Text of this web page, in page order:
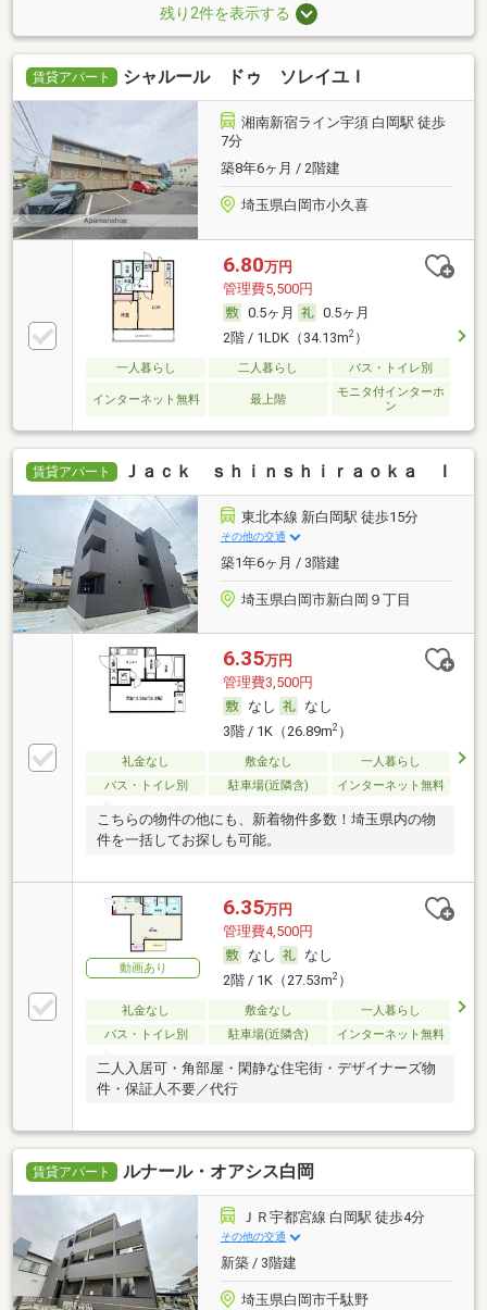
残り2件を表示する
賃貸アパート シャルール ドゥ ソレイユＩ
湘南新宿ライン宇須 白岡駅 徒歩
7分
築8年6ヶ月 / 2階建
埼玉県白岡市小久喜
6.80万円
管理費5,500円
0.5ヶ月
0.5ヶ月
2階 / 1LDK（34.13m2）
一人暮らし 二人暮らし バス・トイレ別
インターネット無料 最上階
モニタ付インターホ
ン
賃貸アパート Ｊａｃｋ ｓｈｉｎｓｈｉｒａｏｋａ Ｉ
東北本線 新白岡駅 徒歩15分
その他の交通
築1年6ヶ月 / 3階建
埼玉県白岡市新白岡９丁目
6.35万円
管理費3,500円
なし
なし
3階 / 1K（26.89m2）
礼金なし 敷金なし
一人暮らし
バス・トイレ別
駐車場(近隣含) インターネット無料
こちらの物件の他にも、新着物件多数！埼玉県内の物
件を一括してお探しも可能。
動画あり
6.35万円
管理費4,500円
なし
なし
2階 / 1K（27.53m2）
礼金なし 敷金なし
一人暮らし
バス・トイレ別
駐車場(近隣含) インターネット無料
二人入居可・角部屋・閑静な住宅街・デザイナーズ物
件・保証人不要／代行
賃貸アパート ルナール・オアシス白岡
ＪＲ宇都宮線 白岡駅 徒歩4分
その他の交通
新築 / 3階建
埼玉県白岡市千駄野